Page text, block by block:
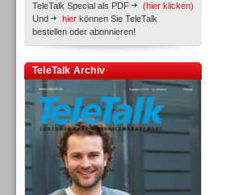
TeleTalk Special als PDF
(hier klicken)
Und
hier können Sie TeleTalk
bestellen oder abonnieren!
TeleTalk Archiv
Inbound
Inbound